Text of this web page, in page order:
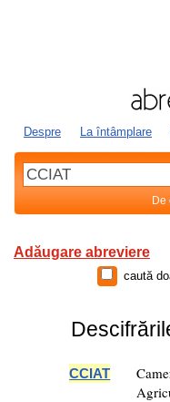
Despre La întâmplare
De
Adăugare abreviere
caută
CCIAT